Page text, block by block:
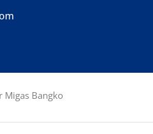
Migas Bangko